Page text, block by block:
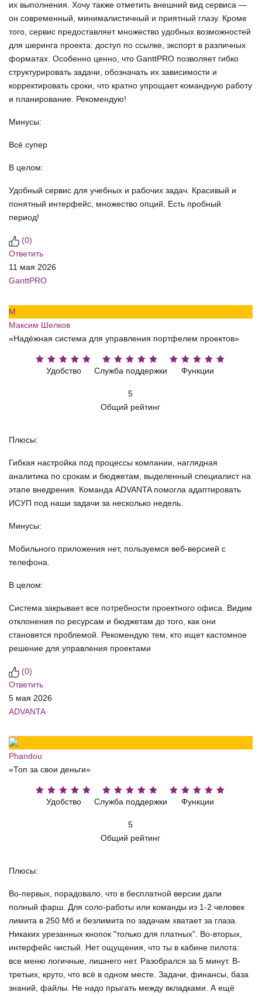
их выполнения. Хочу также отметить внешний вид сервиса —
он современный, минималистичный и приятный глазу. Кроме
того, сервис предоставляет множество удобных возможностей
для шеринга проекта: доступ по ссылке, экспорт в различных
форматах. Особенно ценно, что GanttPRO позволяет гибко
структурировать задачи, обозначать их зависимости и
корректировать сроки, что кратно упрощает командную работу
и планирование. Рекомендую!
Минусы:
Всё супер
В целом:
Удобный сервис для учебных и рабочих задач. Красивый и
понятный интерфейс, множество опций. Есть пробный
период!
(0)
Ответить
11 мая 2026
GanttPRO
М
Максим Шелков
«Надёжная система для управления портфелем проектов»
Удобство Служба поддержки Функции
5
Общий рейтинг
Плюсы:
Гибкая настройка под процессы компании, наглядная
аналитика по срокам и бюджетам, выделенный специалист на
этапе внедрения. Команда ADVANTA помогла адаптировать
ИСУП под наши задачи за несколько недель.
Минусы:
Мобильного приложения нет, пользуемся веб-версией с
телефона.
В целом:
Система закрывает все потребности проектного офиса. Видим
отклонения по ресурсам и бюджетам до того, как они
становятся проблемой. Рекомендую тем, кто ищет кастомное
решение для управления проектами
(0)
Ответить
5 мая 2026
ADVANTA
Phandou
«Топ за свои деньги»
Удобство Служба поддержки Функции
5
Общий рейтинг
Плюсы:
Во-первых, порадовало, что в бесплатной версии дали
полный фарш. Для соло-работы или команды из 1-2 человек
лимита в 250 Мб и безлимита по задачам хватает за глаза.
Никаких урезанных кнопок "только для платных". Во-вторых,
интерфейс чистый. Нет ощущения, что ты в кабине пилота:
все меню логичные, лишнего нет. Разобрался за 5 минут. В-
третьих, круто, что всё в одном месте. Задачи, финансы, база
знаний, файлы. Не надо прыгать между вкладками. А ещё